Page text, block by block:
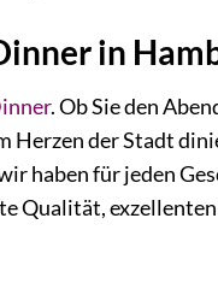
in
. Ob Sie den
der Stadt
haben für jeden
Qualität, exzellenten